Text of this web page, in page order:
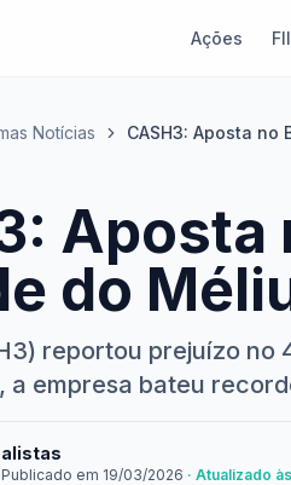
Ações
Notícias CASH3: Aposta
do
reportou prejuízo no
a empresa bateu
Publicado em 19/03/2026 · Atualizado